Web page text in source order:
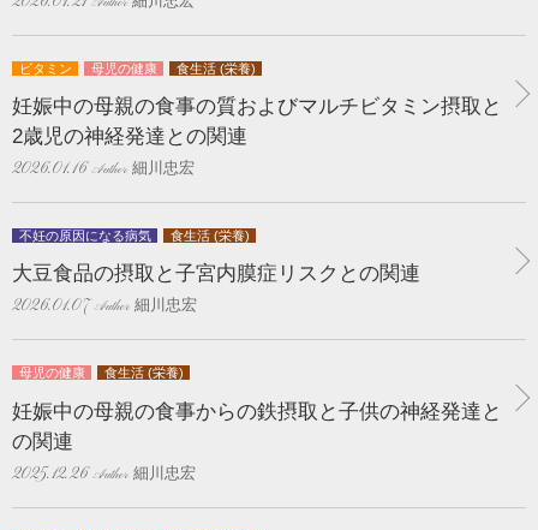
ビタミン 母児の健康 食生活 (栄養)
妊娠中の母親の食事の質およびマルチビタミン摂取と
2歳児の神経発達との関連
2026.01.16 細川忠宏
不妊の原因になる病気 食生活 (栄養)
大豆食品の摂取と子宮内膜症リスクとの関連
2026.01.07 細川忠宏
母児の健康 食生活 (栄養)
妊娠中の母親の食事からの鉄摂取と子供の神経発達と
の関連
2025.12.26 細川忠宏